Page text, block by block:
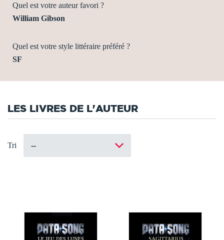
Quel est votre auteur favori ?
William Gibson
Quel est votre style littéraire préféré ?
SF
LES LIVRES DE L'AUTEUR
Tri